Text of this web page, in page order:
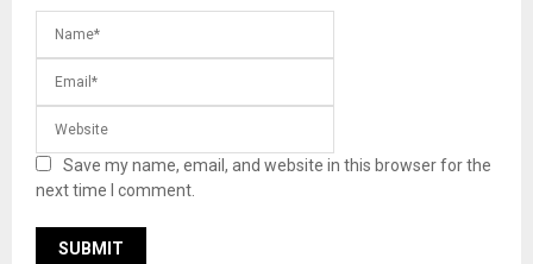
Save my name, email, and website in this browser for the
next time I comment.